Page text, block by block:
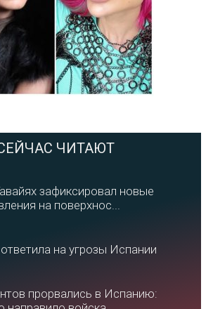
ЧИТАЮТ
зафиксировал новые
на поверхнос...
на угрозы Испании
прорвались в Испанию: